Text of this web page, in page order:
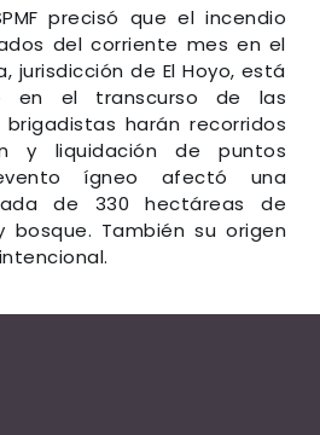
precisó que el incendio
del corriente mes en el
jurisdicción de El Hoyo, está
en el transcurso de las
harán recorridos
y liquidación de puntos
ígneo afectó una
de 330 hectáreas de
bosque. También su origen